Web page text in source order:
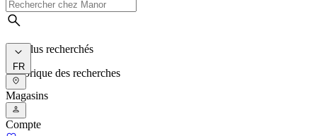
Les plus recherchés
Historique des recherches
FR
Magasins
Compte